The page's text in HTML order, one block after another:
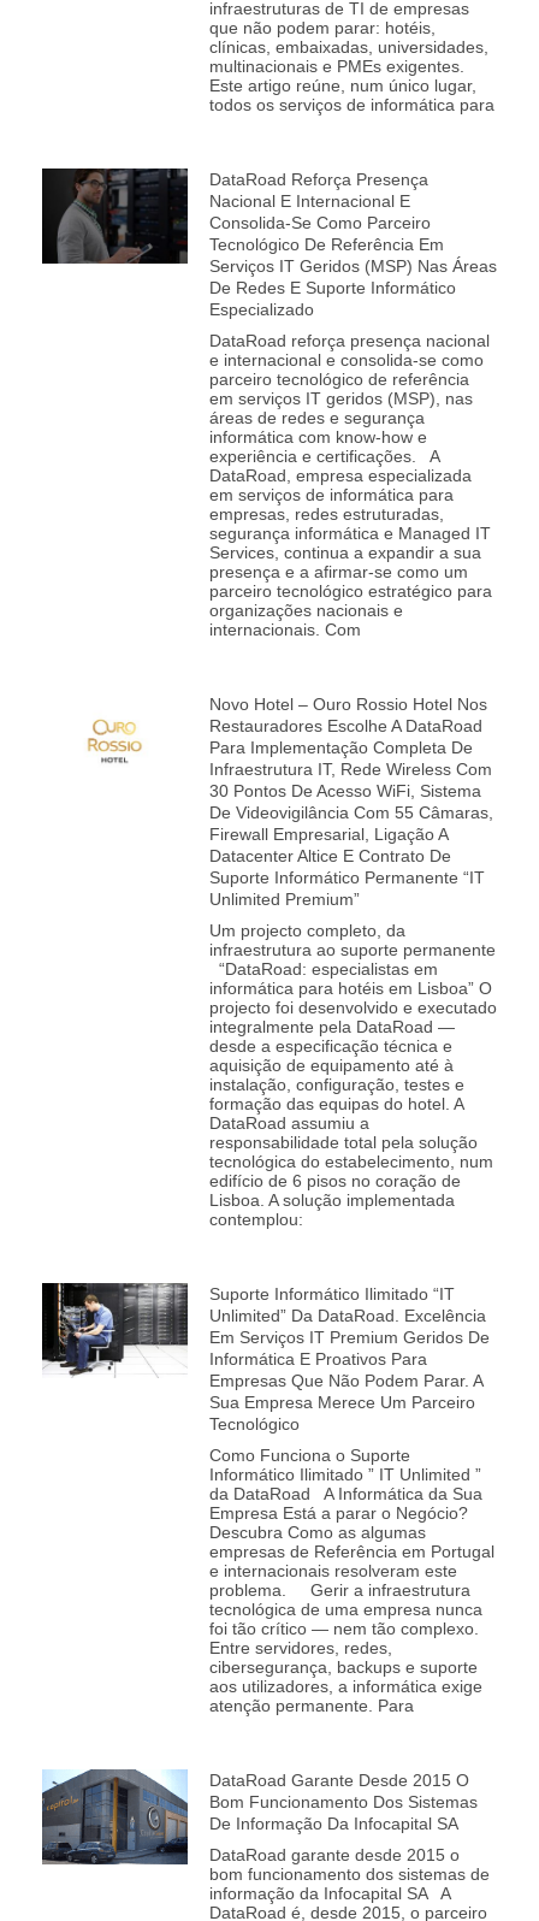
infraestruturas de TI de empresas
que não podem parar: hotéis,
clínicas, embaixadas, universidades,
multinacionais e PMEs exigentes.
Este artigo reúne, num único lugar,
todos os serviços de informática para
DataRoad Reforça Presença
Nacional E Internacional E
Consolida‑se Como Parceiro
Tecnológico De Referência Em
Serviços IT Geridos (MSP) Nas Áreas
De Redes E Suporte Informático
Especializado
DataRoad reforça presença nacional
e internacional e consolida‑se como
parceiro tecnológico de referência
em serviços IT geridos (MSP), nas
áreas de redes e segurança
informática com know-how e
experiência e certificações. A
DataRoad, empresa especializada
em serviços de informática para
empresas, redes estruturadas,
segurança informática e Managed IT
Services, continua a expandir a sua
presença e a afirmar‑se como um
parceiro tecnológico estratégico para
organizações nacionais e
internacionais. Com
Novo Hotel – Ouro Rossio Hotel Nos
Restauradores Escolhe A DataRoad
Para Implementação Completa De
Infraestrutura IT, Rede Wireless Com
30 Pontos De Acesso WiFi, Sistema
De Videovigilância Com 55 Câmaras,
Firewall Empresarial, Ligação A
Datacenter Altice E Contrato De
Suporte Informático Permanente “IT
Unlimited Premium”
Um projecto completo, da
infraestrutura ao suporte permanente
“DataRoad: especialistas em
informática para hotéis em Lisboa” O
projecto foi desenvolvido e executado
integralmente pela DataRoad —
desde a especificação técnica e
aquisição de equipamento até à
instalação, configuração, testes e
formação das equipas do hotel. A
DataRoad assumiu a
responsabilidade total pela solução
tecnológica do estabelecimento, num
edifício de 6 pisos no coração de
Lisboa. A solução implementada
contemplou:
Suporte Informático Ilimitado “IT
Unlimited” Da DataRoad. Excelência
Em Serviços IT Premium Geridos De
Informática E Proativos Para
Empresas Que Não Podem Parar. A
Sua Empresa Merece Um Parceiro
Tecnológico
Como Funciona o Suporte
Informático Ilimitado ” IT Unlimited ”
da DataRoad A Informática da Sua
Empresa Está a parar o Negócio?
Descubra Como as algumas
empresas de Referência em Portugal
e internacionais resolveram este
problema. Gerir a infraestrutura
tecnológica de uma empresa nunca
foi tão crítico — nem tão complexo.
Entre servidores, redes,
cibersegurança, backups e suporte
aos utilizadores, a informática exige
atenção permanente. Para
DataRoad Garante Desde 2015 O
Bom Funcionamento Dos Sistemas
De Informação Da Infocapital SA
DataRoad garante desde 2015 o
bom funcionamento dos sistemas de
informação da Infocapital SA A
DataRoad é, desde 2015, o parceiro